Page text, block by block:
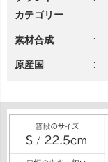
カテゴリー
:
素材合成 :
原産国
: